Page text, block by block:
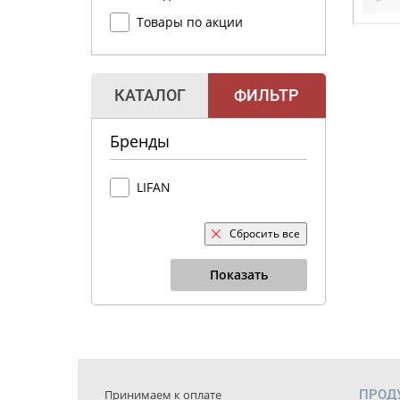
Товары по акции
КАТАЛОГ ФИЛЬТР
Бренды
LIFAN
Сбросить все
Показать
Принимаем к оплате